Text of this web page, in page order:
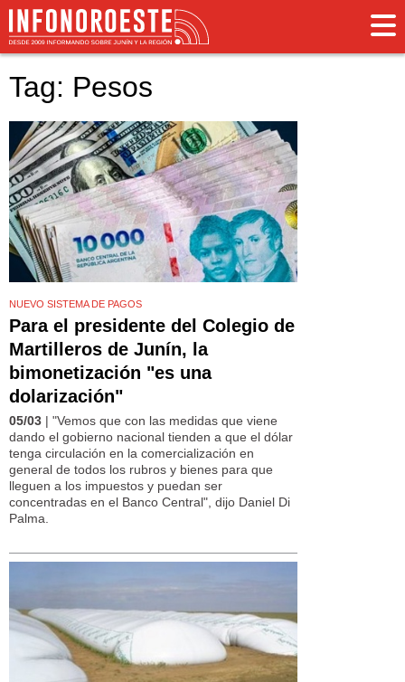
Tag: Pesos
NUEVO SISTEMA DE PAGOS
Para el presidente del Colegio de
Martilleros de Junín, la
bimonetización "es una
dolarización"
05/03 | "Vemos que con las medidas que viene
dando el gobierno nacional tienden a que el dólar
tenga circulación en la comercialización en
general de todos los rubros y bienes para que
lleguen a los impuestos y puedan ser
concentradas en el Banco Central", dijo Daniel Di
Palma.